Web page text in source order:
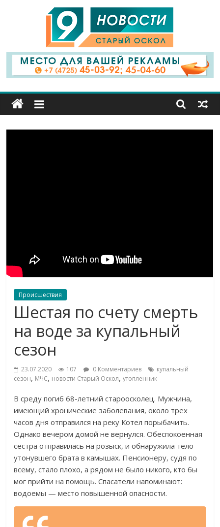
9
Канал
Старый
Происшествия
Шестая по счету смерть
на воде за купальный
сезон
23.07.2020 107 0 Комментариев
купальный
сезон, МЧС, новости Старый Оскол,утопленник
В среду погиб 68-летний староосколец. Мужчина,
имеющий хронические заболевания, около трех
часов дня отправился на реку Котел порыбачить.
Однако вечером домой не вернулся. Обеспокоенная
сестра отправилась на розыск, и обнаружила тело
утонувшего брата в камышах. Пенсионеру, судя по
всему, стало плохо, а рядом не было никого, кто бы
мог прийти на помощь. Спасатели напоминают:
водоемы — место повышенной опасности.